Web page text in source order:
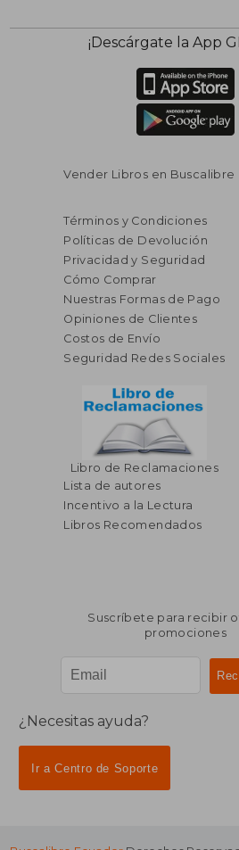
$ 22.50
40%
dcto.
$ 61.79
$ 37.07
¡Descárgate la App
Vender Libros en Buscalibre
Términos y Condiciones
Políticas de Devolución
Privacidad y Seguridad
Cómo Comprar
Nuestras Formas de Pago
Opiniones de Clientes
Costos de Envío
Seguridad Redes Sociales
Libro de Reclamaciones
Lista de autores
Incentivo a la Lectura
Libros Recomendados
Suscríbete para recibir
promociones
¿Necesitas ayuda?
Ir a Centro de Soporte